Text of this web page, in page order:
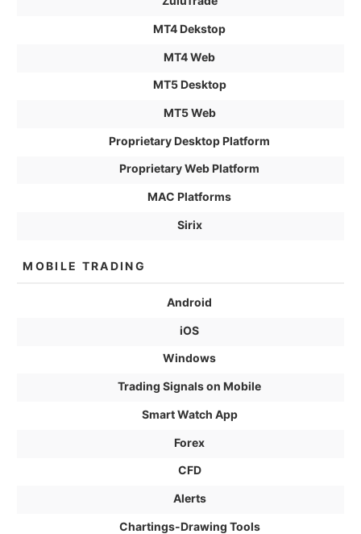
MT4 Dekstop
MT4 Web
MT5 Desktop
MT5 Web
Proprietary Desktop Platform
Proprietary Web Platform
MAC Platforms
Sirix
MOBILE TRADING
Android
iOS
Windows
Trading Signals on Mobile
Smart Watch App
Forex
CFD
Alerts
Chartings-Drawing Tools